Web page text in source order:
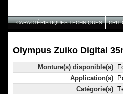
CARACTÉRISTIQUES TECHNIQUES
Olympus Zuiko Digital
Monture(s) disponible(s)
Application(s)
Catégorie(s)